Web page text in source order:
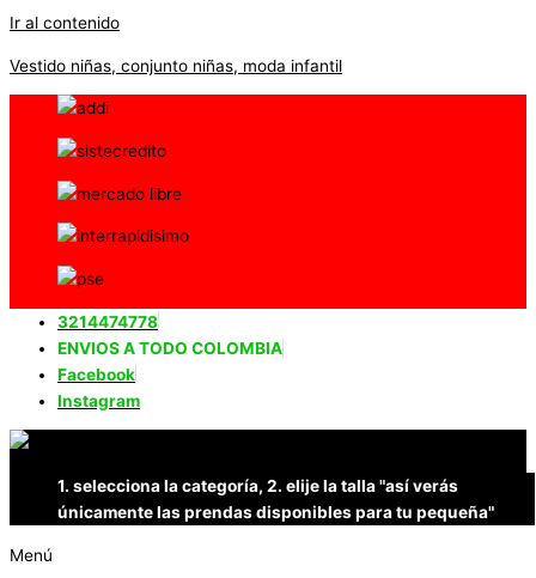
Ir al contenido
Vestido niñas, conjunto niñas, moda infantil
3214474778
ENVIOS A TODO COLOMBIA
Facebook
Instagram
1. selecciona la categoría, 2. elije la talla "así verás
únicamente las prendas disponibles para tu pequeña"
Menú